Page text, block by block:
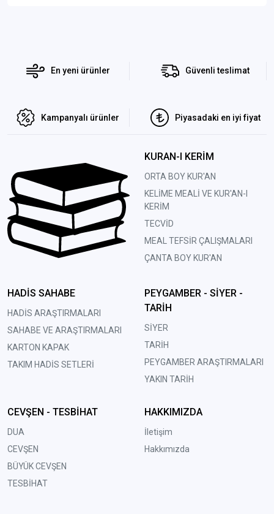
En yeni ürünler Güvenli teslimat
Kampanyalı ürünler Piyasadaki en iyi fiyat
KURAN-I KERİM
ORTA BOY KUR'AN
KELİME MEALİ VE KUR'AN-I
KERİM
TECVİD
MEAL TEFSİR ÇALIŞMALARI
ÇANTA BOY KUR'AN
HADİS SAHABE
HADİS ARAŞTIRMALARI
SAHABE VE ARAŞTIRMALARI
KARTON KAPAK
TAKIM HADİS SETLERİ
PEYGAMBER - SİYER -
TARİH
SİYER
TARİH
PEYGAMBER ARAŞTIRMALARI
YAKIN TARİH
CEVŞEN - TESBİHAT
DUA
CEVŞEN
BÜYÜK CEVŞEN
TESBİHAT
HAKKIMIZDA
İletişim
Hakkımızda